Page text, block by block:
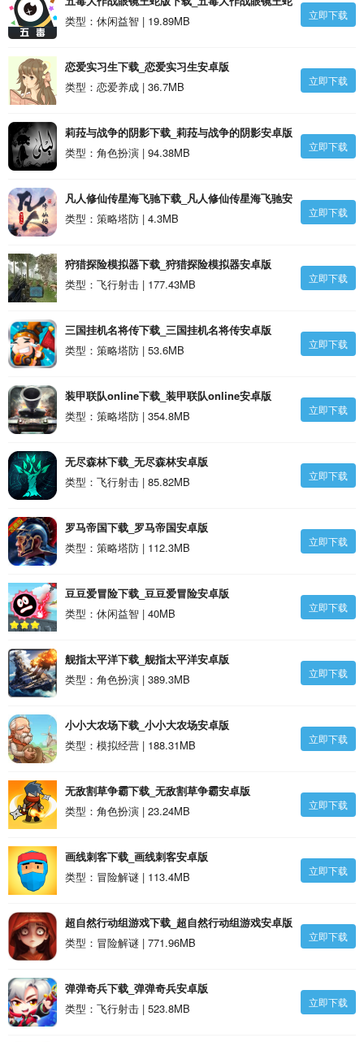
版安卓版
类型：休闲益智 | 19.89MB 立即下载
恋爱实习生下载_恋爱实习生安卓版
类型：恋爱养成 | 36.7MB
立即下载
莉菈与战争的阴影下载_莉菈与战争的阴影安卓版
类型：角色扮演 | 94.38MB
立即下载
凡人修仙传星海飞驰下载_凡人修仙传星海飞驰安
卓版
类型：策略塔防 | 4.3MB 立即下载
狩猎探险模拟器下载_狩猎探险模拟器安卓版
类型：飞行射击 | 177.43MB
立即下载
三国挂机名将传下载_三国挂机名将传安卓版
类型：策略塔防 | 53.6MB
立即下载
装甲联队online下载_装甲联队online安卓版
类型：策略塔防 | 354.8MB
立即下载
无尽森林下载_无尽森林安卓版
类型：飞行射击 | 85.82MB
立即下载
罗马帝国下载_罗马帝国安卓版
类型：策略塔防 | 112.3MB
立即下载
豆豆爱冒险下载_豆豆爱冒险安卓版
类型：休闲益智 | 40MB
立即下载
舰指太平洋下载_舰指太平洋安卓版
类型：角色扮演 | 389.3MB
立即下载
小小大农场下载_小小大农场安卓版
类型：模拟经营 | 188.31MB
立即下载
无敌割草争霸下载_无敌割草争霸安卓版
类型：角色扮演 | 23.24MB
立即下载
画线刺客下载_画线刺客安卓版
类型：冒险解谜 | 113.4MB
立即下载
超自然行动组游戏下载_超自然行动组游戏安卓版
类型：冒险解谜 | 771.96MB
立即下载
弹弹奇兵下载_弹弹奇兵安卓版
类型：飞行射击 | 523.8MB
立即下载